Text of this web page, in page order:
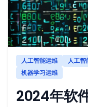
人工智能运维 人工智
机器学习运维
2024年软